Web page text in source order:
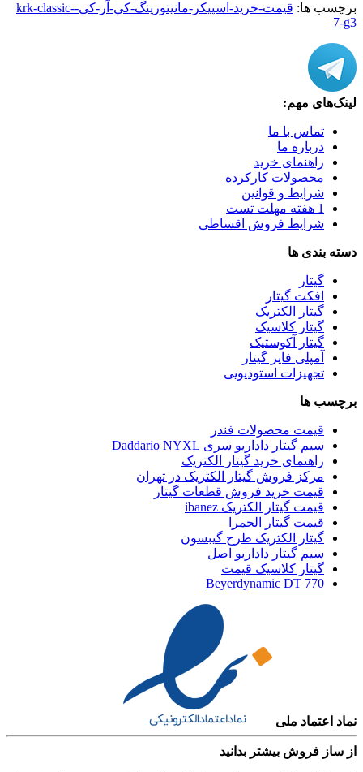
برچسب ها:
قیمت-خرید-اسپیکر-مانیتورینگ-کی-آر-کی-krk-classic-
7-g3
لینک‌های مهم:
تماس با ما
درباره ما
راهنمای خرید
محصولات کارکرده
شرایط و قوانین
1 هفته مهلت تست
شرایط فروش اقساطی
دسته بندی ها
گیتار
افکت گیتار
گیتار الکتریک
گیتار کلاسیک
گیتار آکوستیک
آمپلی فایر گیتار
تجهیزات استودیویی
برچسب ها
قیمت محصولات فندر
سیم گیتار داداریو سری Daddario NYXL
راهنمای خرید گیتار الکتریک
مرکز فروش گیتار الکتریک در تهران
قیمت خرید فروش قطعات گیتار
قیمت گیتار الکتریک ibanez
قیمت گیتار الحمرا
گیتار الکتریک طرح گیبسون
سیم گیتار داداریو اصل
گیتار کلاسیک قیمت
Beyerdynamic DT 770
نماد اعتماد ملی
از ساز فروش بیشتر بدانید